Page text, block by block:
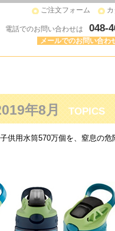
電話でのお問い合わせは 048-
メールでのお問い合わ
ご注文フォーム
年8月 TOPICS
供用水筒570万個を、窒息の危